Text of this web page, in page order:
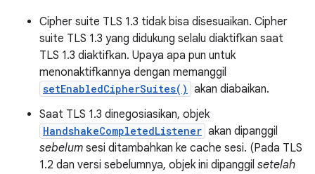
Cipher suite TLS 1.3 tidak bisa disesuaikan. Cipher
suite TLS 1.3 yang didukung selalu diaktifkan saat
TLS 1.3 diaktifkan. Upaya apa pun untuk
menonaktifkannya dengan memanggil
setEnabledCipherSuites() akan diabaikan.
Saat TLS 1.3 dinegosiasikan, objek
HandshakeCompletedListener akan dipanggil
sebelum sesi ditambahkan ke cache sesi. (Pada TLS
1.2 dan versi sebelumnya, objek ini dipanggil setelah